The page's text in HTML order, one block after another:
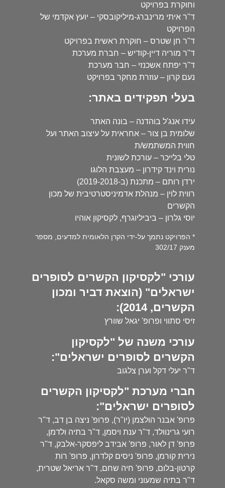
וחוקרת בפרויקט
ד"ר איתי מרינברג-מיליקובסקי – יועץ אקדמי של
הפרויקט
ד"ר חן שטרס – חוקרת ראשית בפרויקט
ד"ר מוריה דיין-קודיש – חברת מערכת
ד"ר יפתח אשכנזי – חבר מערכת
נעם קרון – עוזרת מחקר בפרויקט
בעלי תפקידים באתר:
עידו אנג'ל בוהדנה – בונה האתר
שלומית בן צור – אחראית על עיצוב האתר ועל
חווית המשתמש/ת
טלי בלייכר – עורכת לשונית
נורית וינד קידרון – מעצבת הלוגו
ירדן רותם – מתכנת (ב-2019-2018)
רווית לוין – מנהלת אדמיניסטרטיבית של מכון
הקשרים
יוסי גלרון – ביביליוגרף, לקסיקון אוהיו
* הפרויקט נתמך על-ידי הקרן הלאומית למדעים, מספר
מענק 302/17
עורכי "לקסיקון הקשרים לסופרים
ישראלים" (הוצאת דביר ומכון
הקשרים, 2014):
זיסי סתווי ופרופ' יגאל שוורץ
עורכי משנה של "לקסיקון
הקשרים לסופרים ישראלים":
ד"ר יעלי דקל וערן צלגוב
חברי מערכת "לקסיקון הקשרים
לסופרים ישראלים":
פרופ' אבנר הולצמן (יו"ר), פרופ' ניצה בן דב, ד"ר
רועי גרינוולד, ד"ר ענת ויסמן, ד"ר בתיה ולדמן,
פרופ' דן לאור, פרופ' אבידב ליפסקר-אלבק, ד"ר
נירית קורמן, פרופ' ניסים קלדרון, פרופ' רות
קרטון-בלום, פרופ' חיה שחם, ד"ר אריאל שטרית,
ד"ר בתיה שמעוני ומשה סקאל.